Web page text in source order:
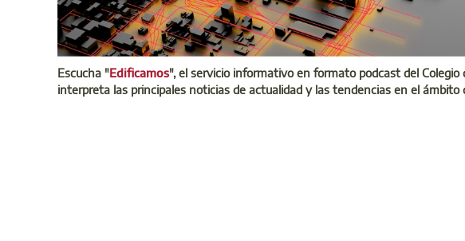
Escucha "Edificamos", el servicio informativo en formato podcast del
interpreta las principales noticias de actualidad y las tendencias en el ámbito